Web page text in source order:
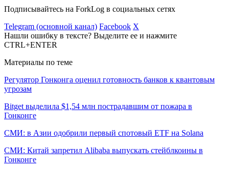
Подписывайтесь на ForkLog в социальных сетях
Telegram (основной канал) Facebook X
Нашли ошибку в тексте? Выделите ее и нажмите
CTRL+ENTER
Материалы по теме
Регулятор Гонконга оценил готовность банков к квантовым
угрозам
Bitget выделила $1,54 млн пострадавшим от пожара в
Гонконге
СМИ: в Азии одобрили первый спотовый ETF на Solana
СМИ: Китай запретил Alibaba выпускать стейблкоины в
Гонконге